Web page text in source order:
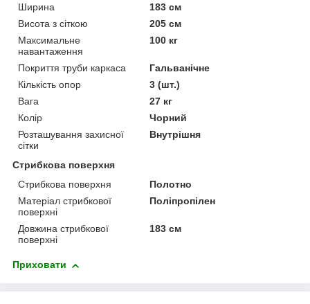
Ширина
183 см
Висота з сіткою
205 см
Максимальне
навантаження
100 кг
Покриття труби каркаса
Гальванічне
Кількість опор
3 (шт.)
Вага
27 кг
Колір
Чорний
Розташування захисної
сітки
Внутрішня
Стрибкова поверхня
Стрибкова поверхня
Полотно
Матеріал стрибкової
поверхні
Поліпропілен
Довжина стрибкової
поверхні
183 см
Приховати